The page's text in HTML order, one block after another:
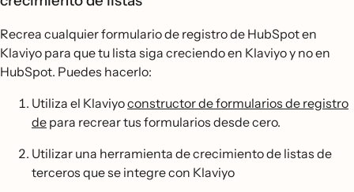
Recrea cualquier formulario de registro de HubSpot en
Klaviyo para que tu lista siga creciendo en Klaviyo y no en
HubSpot. Puedes hacerlo:
Utiliza el Klaviyoconstructor de formularios de registro
de para recrear tus formularios desde cero.
Utilizar una herramienta de crecimiento de listas de
terceros que se integre con Klaviyo